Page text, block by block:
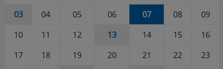
03
04 05 06 07 08
09
10
11 12 13 14 15
16
17
18 19 20 21 22
23